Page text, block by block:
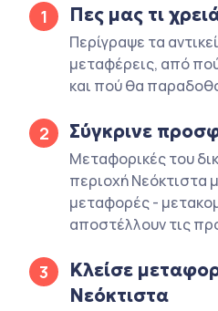
1 Πες μας τι
Περίγραψε τα
μεταφέρεις, από
και πού θα
2 Σύγκρινε
Μεταφορικές του
περιοχή Νεόκτιστα
μεταφορές -
αποστέλλουν τις
3
Κλείσε
Νεόκτιστα